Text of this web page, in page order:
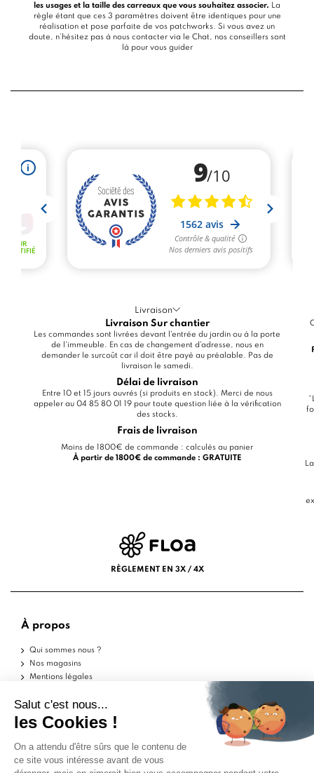
les usages et la taille des carreaux que vous souhaitez associer. La
règle étant que ces 3 paramètres doivent être identiques pour une
réalisation et pose parfaite de vos patchworks. Si vous avez un
doute, n’hésitez pas à nous contacter via le Chat, nos conseillers sont
là pour vous guider
Livraison
Livraison Sur chantier
Les commandes sont livrées devant l'entrée du jardin ou à la porte
de l'immeuble. En cas de changement d'adresse, nous en
demander le surcoût car il doit être payé au préalable. Pas de
livraison le samedi.
Délai de livraison
Entre 10 et 15 jours ouvrés (si produits en stock). Merci de nous
appeler au 04 85 80 01 19 pour toute question liée à la vérification
des stocks.
Frais de livraison
Moins de 1800€ de commande : calculés au panier
À partir de 1800€ de commande : GRATUITE
RÈGLEMENT EN 3X / 4X
À propos
Qui sommes nous ?
Nos magasins
Mentions légales
Politique de confidentialité
Aide
Echantillons
Livraisons